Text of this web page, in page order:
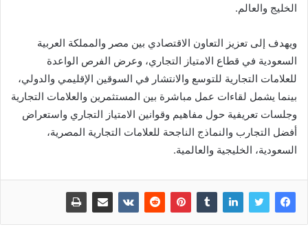
الخليج والعالم.
ويهدف إلى تعزيز التعاون الاقتصادي بين مصر والمملكة العربية
السعودية في قطاع الامتياز التجاري، وعرض الفرص الواعدة
للعلامات التجارية للتوسع والانتشار في السوقين الإقليمي والدولي،
بينما يشمل لقاءات عمل مباشرة بين المستثمرين والعلامات التجارية
وجلسات تعريفية حول مفاهيم وقوانين الامتياز التجاري واستعراض
أفضل التجارب والنماذج الناجحة للعلامات التجارية المصرية،
السعودية، الخليجية والعالمية.